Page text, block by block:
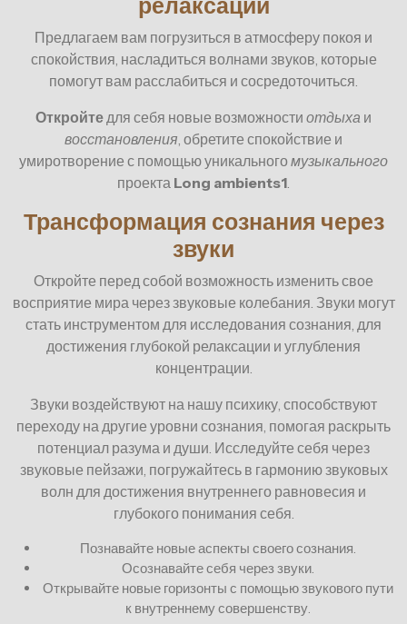
релаксации
Предлагаем вам погрузиться в атмосферу покоя и
спокойствия, насладиться волнами звуков, которые
помогут вам расслабиться и сосредоточиться.
Откройтедля себя новые возможности отдыха и
восстановления, обретите спокойствие и
умиротворение с помощью уникальногомузыкального
проекта Long ambients1.
Трансформация сознания через
звуки
Откройте перед собой возможность изменить свое
восприятие мира через звуковые колебания. Звуки могут
стать инструментом для исследования сознания, для
достижения глубокой релаксации и углубления
концентрации.
Звуки воздействуют на нашу психику, способствуют
переходу на другие уровни сознания, помогая раскрыть
потенциал разума и души. Исследуйте себя через
звуковые пейзажи, погружайтесь в гармонию звуковых
волн для достижения внутреннего равновесия и
глубокого понимания себя.
Познавайте новые аспекты своего сознания.
Осознавайте себя через звуки.
Открывайте новые горизонты с помощью звукового пути
к внутреннему совершенству.